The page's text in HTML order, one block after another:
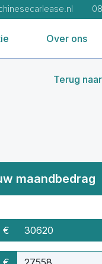
Over ons
Terug
maandbedrag
€